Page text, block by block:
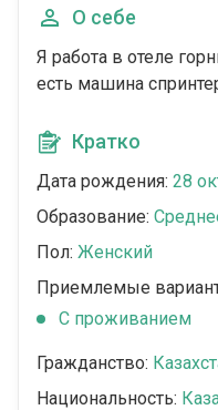
О себе
Я работа в отеле
есть машина
Кратко
Дата рождения: 28
Образование:
Пол: Женский
Приемлемые
C проживанием
Гражданство:
Национальность: